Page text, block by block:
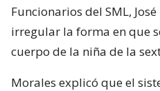
Funcionarios del SML,
irregular la forma en que
cuerpo de la niña de la
Morales explicó que el